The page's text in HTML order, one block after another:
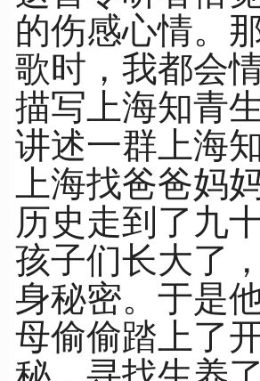
的伤感心情。
歌时，我都会
描写上海知青
讲述一群上海
上海找爸爸妈
历史走到了九
孩子们长大了
身秘密。于是
母偷偷踏上了